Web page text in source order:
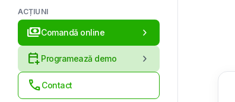
ACȚIUNI
paymentsComandă online chevron_right
calendar_add_onProgramează demo chevron_right
callContact